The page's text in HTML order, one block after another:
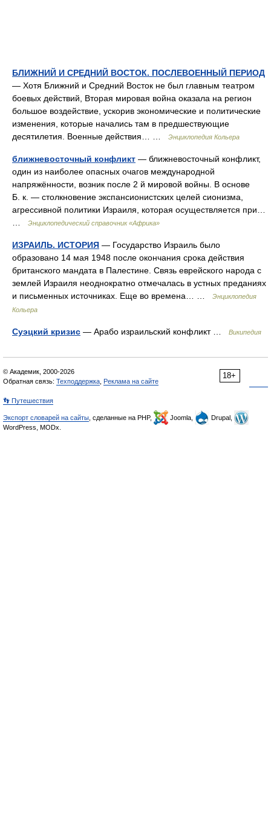
БЛИЖНИЙ И СРЕДНИЙ ВОСТОК. ПОСЛЕВОЕННЫЙ ПЕРИОД
— Хотя Ближний и Средний Восток не был главным театром
боевых действий, Вторая мировая война оказала на регион
большое воздействие, ускорив экономические и политические
изменения, которые начались там в предшествующие
десятилетия. Военные действия… …
Энциклопедия Кольера
ближневосточный конфликт — ближневосточный конфликт,
один из наиболее опасных очагов международной
напряжённости, возник после 2 й мировой войны. В основе
Б. к. — столкновение экспансионистских целей сионизма,
агрессивной политики Израиля, которая осуществляется при…
Энциклопедический справочник «Африка»
ИЗРАИЛЬ. ИСТОРИЯ — Государство Израиль было
образовано 14 мая 1948 после окончания срока действия
британского мандата в Палестине. Связь еврейского народа с
землей Израиля неоднократно отмечалась в устных преданиях
и письменных источниках. Еще во времена… …
Энциклопедия
Кольера
Суэцкий кризис — Арабо израильский конфликт … Википедия
18+
© Академик, 2000-2026
Обратная связь: Техподдержка Реклама на сайте
👣 Путешествия
Экспорт словарей на сайты , сделанные на PHP, Joomla,
Drupal,
WordPress, MODx.